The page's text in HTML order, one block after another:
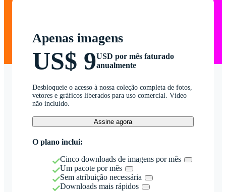
Apenas imagens
US$ 9USD por mês faturado
anualmente
Desbloqueie o acesso à nossa coleção completa de fotos,
vetores e gráficos liberados para uso comercial. Vídeo
não incluído.
Assine agora
O plano inclui:
Cinco downloads de imagens por mês
Um pacote por mês
Sem atribuição necessária
Downloads mais rápidos